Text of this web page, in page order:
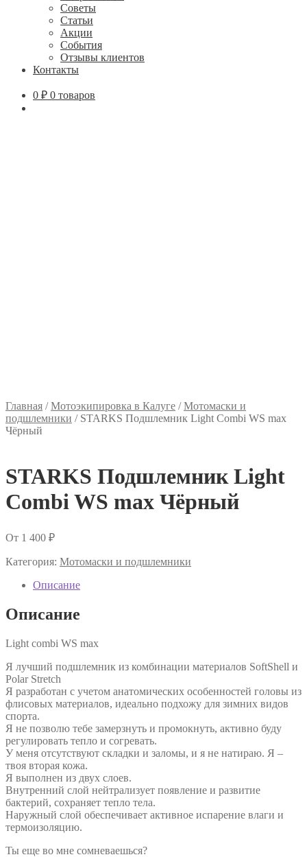
Советы
Статьи
Акции
События
Отзывы клиентов
Контакты
0 ₽ 0 товаров
Главная /Мотоэкипировка в Калуге /Мотомаски и
подшлемники / STARKS Подшлемник Light Combi WS max
Чёрный
STARKS Подшлемник Light
Combi WS max Чёрный
От 1 400 ₽
Категория: Мотомаски и подшлемники
Описание
Описание
Light combi WS max
Я лучший подшлемник из комбинации материалов SoftShell и
Polar Stretch
Я разработан с учетом анатомических особенностей головы из
флисовых материалов, идеально подхожу для зимних видов
спорта.
Я не позволю тебе замерзнуть и промокнуть, активно буду
регулировать тепло и согревать.
У меня отсутствуют складки и заломы, и я не натираю. Я –
твоя вторая кожа.
Я выполнен из двух слоев.
Внутренний слой нейтрализует появление и развитие
бактерий, сохраняет тепло тела.
Наружный слой обеспечивает активное испарение влаги и
термоизоляцию.
Ты еще во мне сомневаешься?